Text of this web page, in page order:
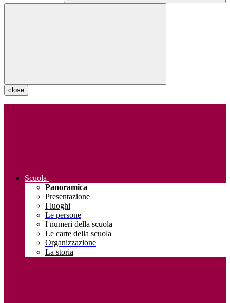
close
Scuola
Panoramica
Presentazione
I luoghi
Le persone
I numeri della scuola
Le carte della scuola
Organizzazione
La storia